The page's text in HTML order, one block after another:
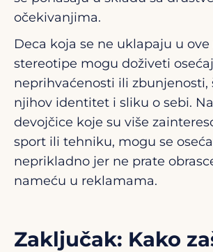
očekivanjima.
Deca koja se ne uklapaju u ove
stereotipe mogu doživeti osećaj
neprihvaćenosti ili zbunjenosti,
njihov identitet i sliku o sebi.
devojčice koje su više
sport ili tehniku, mogu se
neprikladno jer ne prate
nameću u reklamama.
Zaključak: Kako